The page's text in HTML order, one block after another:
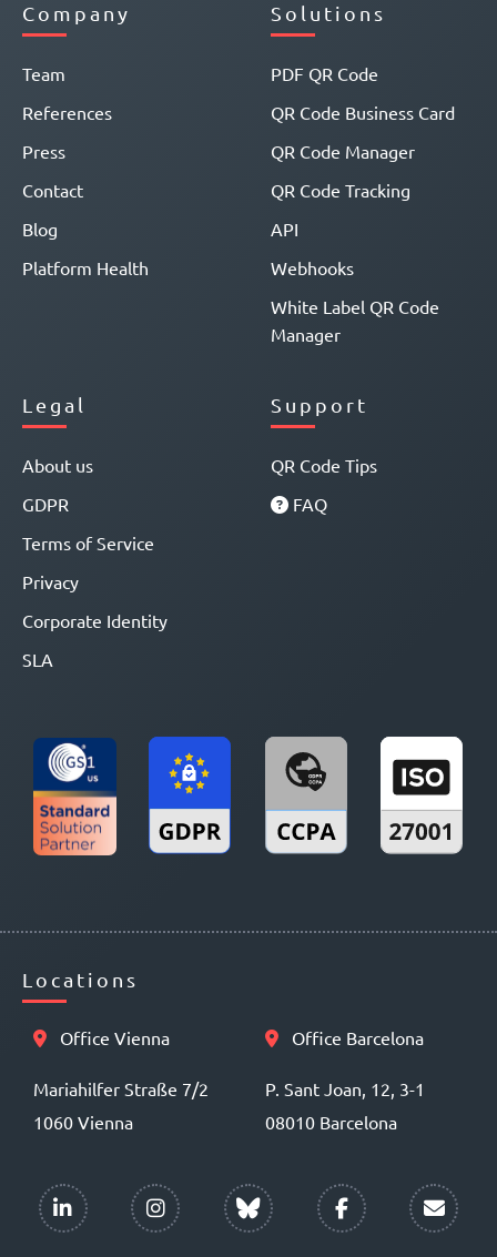
Company
Team
References
Press
Contact
Blog
Platform Health
Solutions
PDF QR Code
QR Code Business Card
QR Code Manager
QR Code Tracking
API
Webhooks
White Label QR Code
Manager
Legal
About us
GDPR
Terms of Service
Privacy
Corporate Identity
SLA
Support
QR Code Tips
FAQ
Locations
Office Vienna
Mariahilfer Straße 7/2
1060 Vienna
Office Barcelona
P. Sant Joan, 12, 3-1
08010 Barcelona